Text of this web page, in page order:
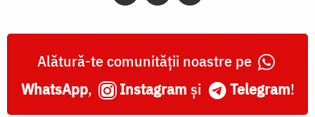
Alătură-te comunității noastre pe
WhatsApp, Instagram și Telegram!